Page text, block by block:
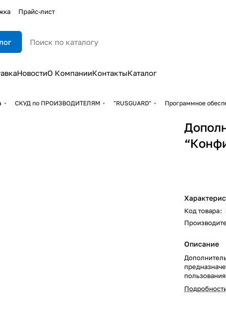
Прайс-лист
НовостиО КомпанииКонтактыКаталог
СКУД по ПРОИЗВОДИТЕЛЯМ "RUSGUARD" Программное
Код товара:
Описание